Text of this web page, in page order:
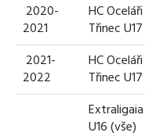
2020-
2021
HC Oceláři
Třinec U17
2021-
2022
HC Oceláři
Třinec U17
Extraligaia
U16 (vše)